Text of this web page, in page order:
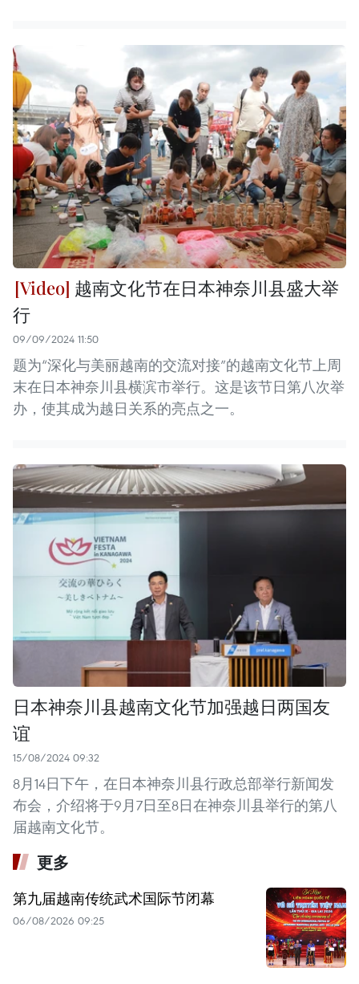
越南文化节在日本神奈川县盛大举
行
09/09/2024 11:50
题为“深化与美丽越南的交流对接”的越南文化节上周
末在日本神奈川县横滨市举行。这是该节日第八次举
办，使其成为越日关系的亮点之一。
日本神奈川县越南文化节加强越日两国友
谊
15/08/2024 09:32
8月14日下午，在日本神奈川县行政总部举行新闻发
布会，介绍将于9月7日至8日在神奈川县举行的第八
届越南文化节。
更多
第九届越南传统武术国际节闭幕
06/08/2026 09:25